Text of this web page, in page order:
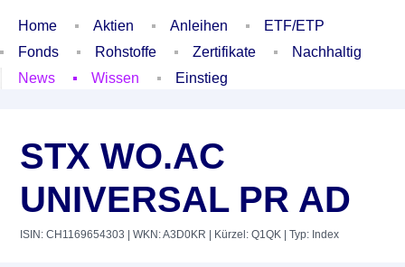
Home Aktien Anleihen
ETF/ETP
Fonds
Rohstoffe Zertifikate
Nachhaltig
News
Wissen Einstieg
STX WO.AC
UNIVERSAL PR AD
ISIN: CH1169654303 | WKN: A3D0KR | Kürzel: Q1QK | Typ: Index